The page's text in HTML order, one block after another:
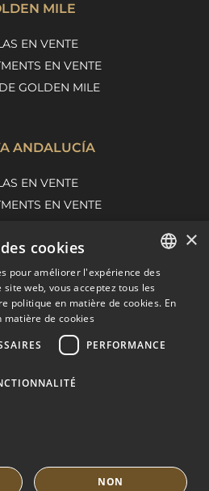
MILE
EN VENTE
EN VENTE
GOLDEN MILE
ANDALUCÍA
EN VENTE
EN VENTE
EAST
EN VENTE
EN VENTE
SPANISH
×
cookies
pour améliorer l'expérience des
web, vous acceptez tous les
politique en matière de cookies. En
de cookies
PERFORMANCE
NON